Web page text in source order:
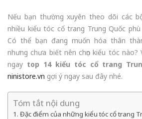
Nếu bạn thường xuyên theo dõi các
nhiều kiểu tóc cổ trang Trung Quốc
Có thể bạn đang muốn hóa thân
nhưng chưa biết nên chọn kiểu tóc
ngay top 14 kiểu tóc cổ trang
ninistore.vn gợi ý ngay sau đây nhé.
Tóm tắt nội dung
Đặc điểm của những kiểu tóc cổ trang